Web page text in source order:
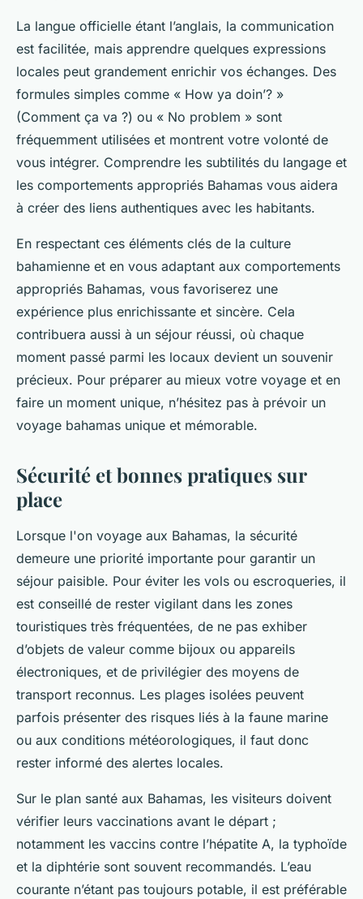
La langue officielle étant l’anglais, la communication
est facilitée, mais apprendre quelques expressions
locales peut grandement enrichir vos échanges. Des
formules simples comme « How ya doin’? »
(Comment ça va ?) ou « No problem » sont
fréquemment utilisées et montrent votre volonté de
vous intégrer. Comprendre les subtilités du langage et
les comportements appropriés Bahamas vous aidera
à créer des liens authentiques avec les habitants.
En respectant ces éléments clés de la culture
bahamienne et en vous adaptant aux comportements
appropriés Bahamas, vous favoriserez une
expérience plus enrichissante et sincère. Cela
contribuera aussi à un séjour réussi, où chaque
moment passé parmi les locaux devient un souvenir
précieux. Pour préparer au mieux votre voyage et en
faire un moment unique, n’hésitez pas à prévoir un
voyage bahamas unique et mémorable.
Sécurité et bonnes pratiques sur
place
Lorsque l'on voyage aux Bahamas, la sécurité
demeure une priorité importante pour garantir un
séjour paisible. Pour éviter les vols ou escroqueries, il
est conseillé de rester vigilant dans les zones
touristiques très fréquentées, de ne pas exhiber
d’objets de valeur comme bijoux ou appareils
électroniques, et de privilégier des moyens de
transport reconnus. Les plages isolées peuvent
parfois présenter des risques liés à la faune marine
ou aux conditions météorologiques, il faut donc
rester informé des alertes locales.
Sur le plan santé aux Bahamas, les visiteurs doivent
vérifier leurs vaccinations avant le départ ;
notamment les vaccins contre l’hépatite A, la typhoïde
et la diphtérie sont souvent recommandés. L’eau
courante n’étant pas toujours potable, il est préférable